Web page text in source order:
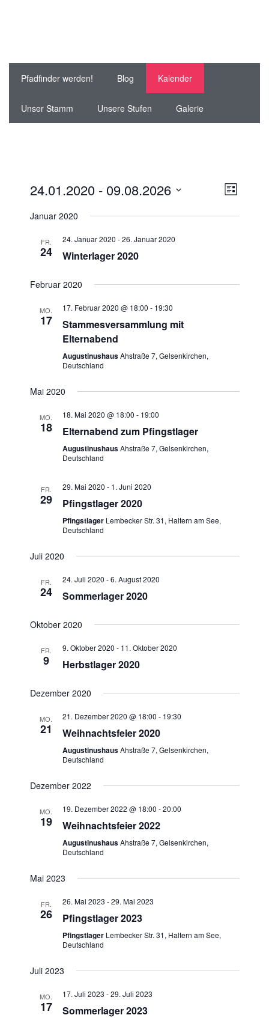
Pfadfinder werden! Blog Kalender
Unser Stamm Unsere Stufen Galerie
Liste
24.01.2020 - 09.08.2026
wählen.
Januar 2020
FR.
24
24. Januar 2020 -26. Januar 2020
Winterlager 2020
Februar 2020
MO.
17
17. Februar 2020 @ 18:00 - 19:30
Stammesversammlung mit
Elternabend
AugustinushausAhstraße 7, Gelsenkirchen,
Deutschland
Mai 2020
MO.
18
18. Mai 2020 @ 18:00 - 19:00
Elternabend zum Pfingstlager
AugustinushausAhstraße 7, Gelsenkirchen,
Deutschland
FR.
29
29. Mai 2020 - 1. Juni 2020
Pfingstlager 2020
Pfingstlager Lembecker Str. 31, Haltern am See,
Deutschland
Juli 2020
FR.
24
24. Juli 2020 -6. August 2020
Sommerlager 2020
Oktober 2020
FR.
9
9. Oktober 2020 - 11. Oktober 2020
Herbstlager 2020
Dezember 2020
MO.
21
21. Dezember 2020 @ 18:00 - 19:30
Weihnachtsfeier 2020
AugustinushausAhstraße 7, Gelsenkirchen,
Deutschland
Dezember 2022
MO.
19
19. Dezember 2022 @ 18:00 -20:00
Weihnachtsfeier 2022
AugustinushausAhstraße 7, Gelsenkirchen,
Deutschland
Mai 2023
FR.
26
26. Mai 2023 -29. Mai 2023
Pfingstlager 2023
Pfingstlager Lembecker Str. 31, Haltern am See,
Deutschland
Juli 2023
MO.
17
17. Juli 2023 -29. Juli 2023
Sommerlager 2023